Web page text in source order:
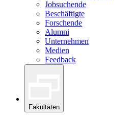
Jobsuchende
Beschäftigte
Forschende
Alumni
Unternehmen
Medien
Feedback
Fakultäten